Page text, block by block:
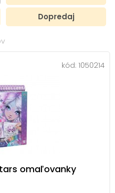
Dopredaj
kód: 1050214
omaľovanky